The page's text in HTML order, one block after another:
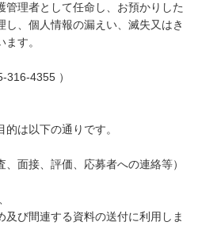
管理者として任命し、お預かりした
、個人情報の漏えい、滅失又はき
す。
4355 ）
は以下の通りです。
面接、評価、応募者への連絡等）
及び間連する資料の送付に利用しま